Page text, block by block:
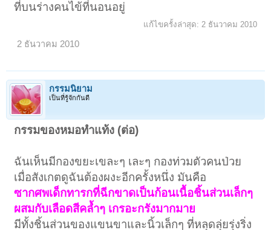
ที่บนร่างคนไข้ที่นอนอยู่
แก้ไขครั้งล่าสุด: 2 ธันวาคม 2010
2 ธันวาคม 2010
กรรมนิยาม
เป็นที่รู้จักกันดี
กรรมของหมอทำแท้ง (ต่อ)
ฉันเห็นมีกองขยะเขละๆ เละๆ กองท่วมตัวคนป่วย
เมื่อสังเกตดูฉันต้องผงะอีกครั้งหนึ่ง มันคือ
ซากศพเด็กทารกที่ฉีกขาดเป็นก้อนเนื้อชิ้นส่วนเล็กๆ
ผสมกับเลือดสีคล้ำๆ เกรอะกรังมากมาย
มีทั้งชิ้นส่วนของแขนขาและนิ้วเล็กๆ ที่หลุดลุ่ยรุ่งริ่ง